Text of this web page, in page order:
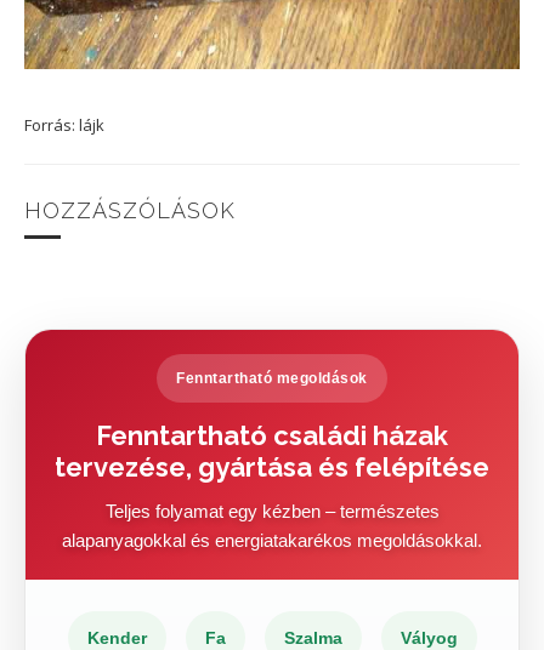
Forrás: lájk
HOZZÁSZÓLÁSOK
Fenntartható megoldások
Fenntartható családi házak
tervezése, gyártása és felépítése
Teljes folyamat egy kézben – természetes
alapanyagokkal és energiatakarékos megoldásokkal.
Kender Fa Szalma Vályog